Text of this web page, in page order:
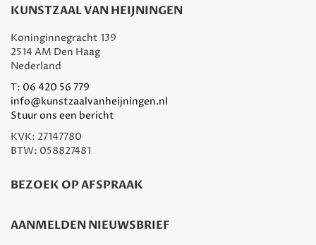
KUNSTZAAL VAN HEIJNINGEN
Koninginnegracht 139
2514 AM Den Haag
Nederland
T: 06 420 56 779
info@kunstzaalvanheijningen.nl
Stuur ons een bericht
KVK: 27147780
BTW: 058827481
BEZOEK OP AFSPRAAK
AANMELDEN NIEUWSBRIEF